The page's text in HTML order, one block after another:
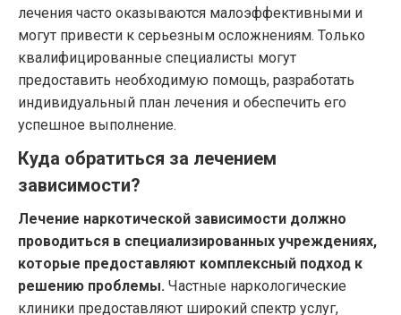
лечения часто оказываются малоэффективными и
могут привести к серьезным осложнениям. Только
квалифицированные специалисты могут
предоставить необходимую помощь, разработать
индивидуальный план лечения и обеспечить его
успешное выполнение.
Куда обратиться за лечением
зависимости?
Лечение наркотической зависимости должно
проводиться в специализированных учреждениях,
которые предоставляют комплексный подход к
решению проблемы. Частные наркологические
клиники предоставляют широкий спектр услуг,